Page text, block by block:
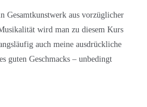
Gesamtkunstwerk aus vorzüglicher
wird man zu diesem Kurs
auch meine ausdrückliche
guten Geschmacks – unbedingt